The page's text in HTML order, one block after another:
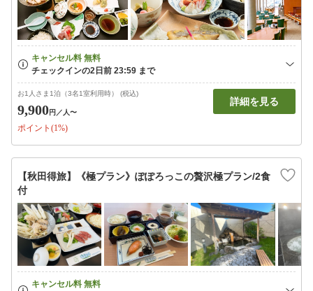
お1人さま1泊（3名1室利用時） (税込)
9,900円 ／人〜
ポイント(1%)
詳細を見る
【秋田得旅】《極プラン》ぽぽろっこの贅沢極プラン/2食
付